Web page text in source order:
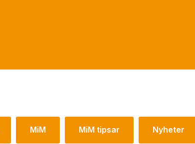
MiM MiM tipsar Nyheter